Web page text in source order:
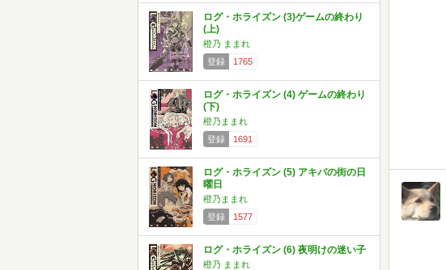
ログ・ホライズン (3)ゲームの終わり
(上)
橙乃 ままれ
登録
1765
ログ・ホライズン (4) ゲームの終わり
(下)
橙乃ままれ
登録
1691
ログ・ホライズン (5) アキバの街の日
曜日
橙乃ままれ
登録
1577
ログ・ホライズン (6) 夜明けの迷い子
橙乃 ままれ